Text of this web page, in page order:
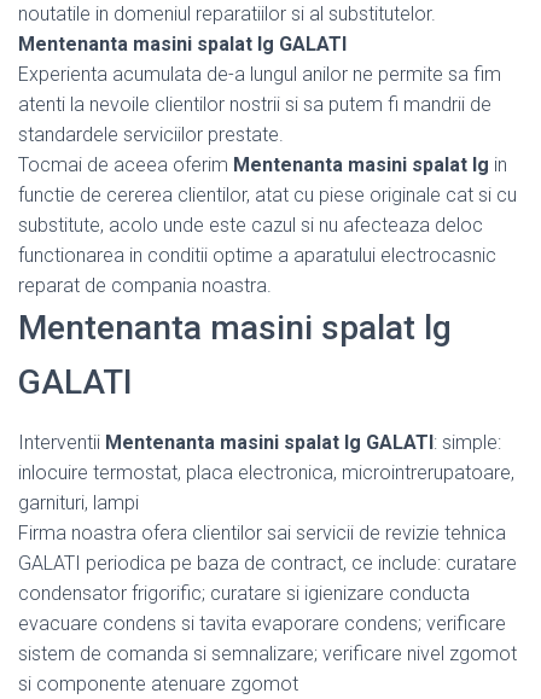
noutatile in domeniul reparatiilor si al substitutelor.
Mentenanta masini spalat lg GALATI
Experienta acumulata de-a lungul anilor ne permite sa fim
atenti la nevoile clientilor nostrii si sa putem fi mandrii de
standardele serviciilor prestate.
Tocmai de aceea oferim Mentenanta masini spalat lg in
functie de cererea clientilor, atat cu piese originale cat si cu
substitute, acolo unde este cazul si nu afecteaza deloc
functionarea in conditii optime a aparatului electrocasnic
reparat de compania noastra.
Mentenanta masini spalat lg
GALATI
Interventii Mentenanta masini spalat lg GALATI: simple:
inlocuire termostat, placa electronica, microintrerupatoare,
garnituri, lampi
Firma noastra ofera clientilor sai servicii de revizie tehnica
GALATI periodica pe baza de contract, ce include: curatare
condensator frigorific; curatare si igienizare conducta
evacuare condens si tavita evaporare condens; verificare
sistem de comanda si semnalizare; verificare nivel zgomot
si componente atenuare zgomot